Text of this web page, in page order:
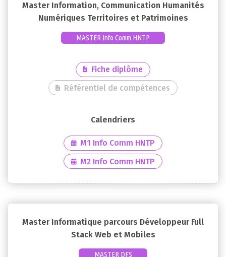
Master Information, Communication Humanités
Numériques Territoires et Patrimoines
MASTER Info Comm HNTP
Fiche diplôme
Référentiel de compétences
M1 Info Comm HNTP
M2 Info Comm HNTP
Master Informatique parcours Développeur Full
Stack Web et Mobiles
MASTER DFS